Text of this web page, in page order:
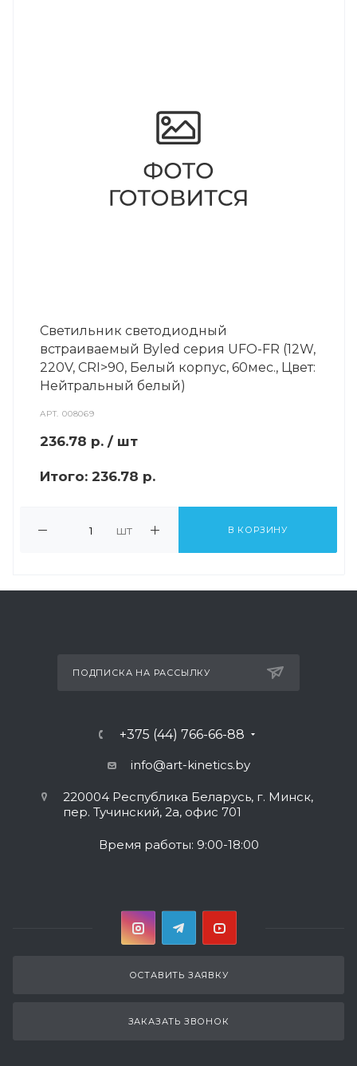
Светильник светодиодный
встраиваемый Byled серия UFO-FR (12W,
220V, CRI>90, Белый корпус, 60мес., Цвет:
Нейтральный белый)
АРТ.008069
236.78 р. / шт
Итого: 236.78 р.
шт В КОРЗИНУ
ПОДПИСКА НА РАССЫЛКУ
+375 (44) 766-66-88
info@art-kinetics.by
220004 Республика Беларусь, г. Минск,
пер. Тучинский, 2а, офис 701
Время работы: 9:00-18:00
ОСТАВИТЬ ЗАЯВКУ
ЗАКАЗАТЬ ЗВОНОК